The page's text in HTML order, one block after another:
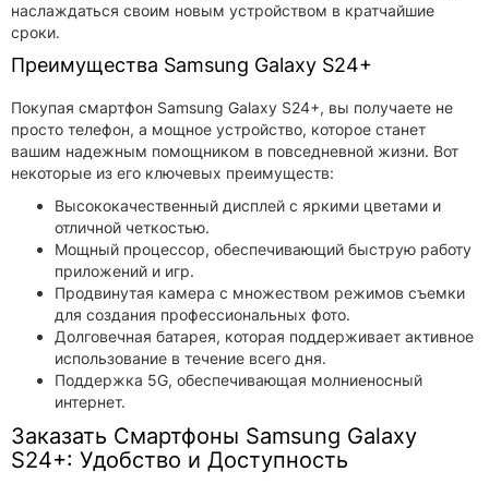
наслаждаться своим новым устройством в кратчайшие
сроки.
Преимущества Samsung Galaxy S24+
Покупая смартфон Samsung Galaxy S24+, вы получаете не
просто телефон, а мощное устройство, которое станет
вашим надежным помощником в повседневной жизни. Вот
некоторые из его ключевых преимуществ:
Высококачественный дисплей с яркими цветами и
отличной четкостью.
Мощный процессор, обеспечивающий быструю работу
приложений и игр.
Продвинутая камера с множеством режимов съемки
для создания профессиональных фото.
Долговечная батарея, которая поддерживает активное
использование в течение всего дня.
Поддержка 5G, обеспечивающая молниеносный
интернет.
Заказать Смартфоны Samsung Galaxy
S24+: Удобство и Доступность